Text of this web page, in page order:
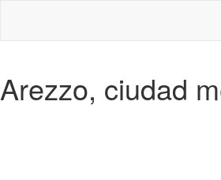
Arezzo, ciudad